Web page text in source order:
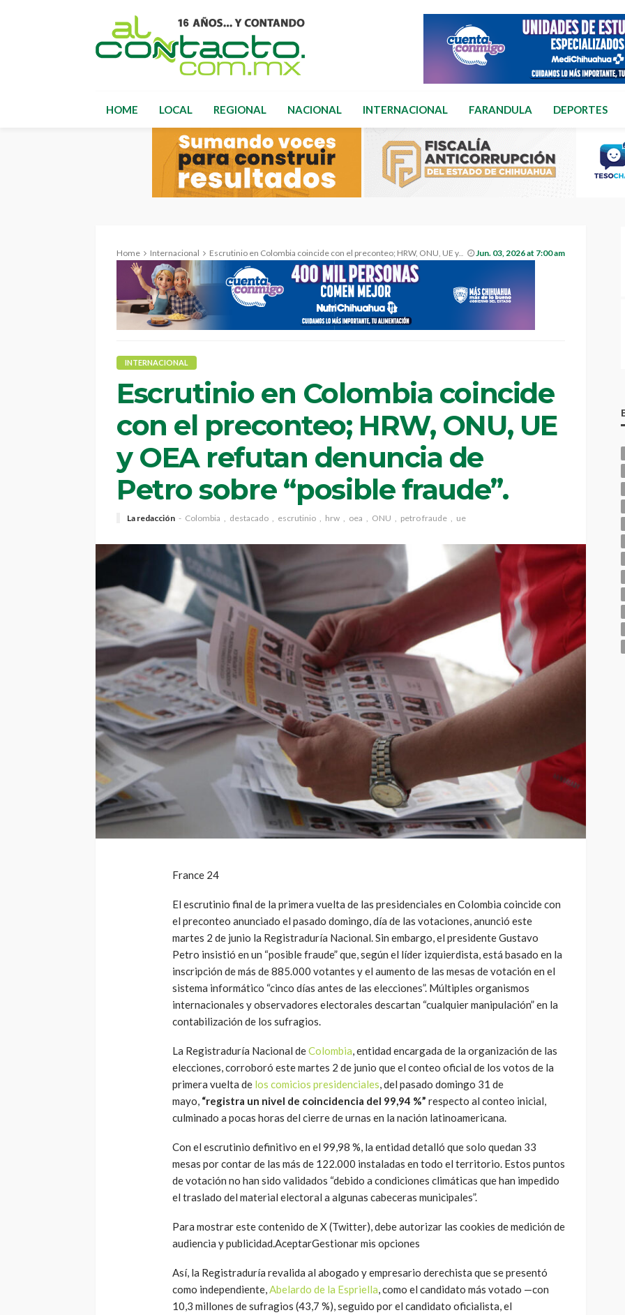
HOME LOCAL REGIONAL NACIONAL INTERNACIONAL FARANDULA DEPORTES
Home Internacional Escrutinio en Colombia coincide con el preconteo; HRW, ONU, UE y OEA refutan denuncia de Petro sobre “posible fraude”. Jun. 03, 2026 at 7:00 am
INTERNACIONAL
Escrutinio en Colombia coincide
con el preconteo; HRW, ONU, UE
y OEA refutan denuncia de
Petro sobre “posible fraude”.
La redacción Colombia destacado escrutinio hrw oea ONU petro fraude ue
France 24
El escrutinio final de la primera vuelta de las presidenciales en Colombia coincide con
el preconteo anunciado el pasado domingo, día de las votaciones, anunció este
martes 2 de junio la Registraduría Nacional. Sin embargo, el presidente Gustavo
Petro insistió en un “posible fraude” que, según el líder izquierdista, está basado en la
inscripción de más de 885.000 votantes y el aumento de las mesas de votación en el
sistema informático “cinco días antes de las elecciones”. Múltiples organismos
internacionales y observadores electorales descartan “cualquier manipulación” en la
contabilización de los sufragios.
La Registraduría Nacional deColombia, entidad encargada de la organización de las
elecciones, corroboró este martes 2 de junio que el conteo oficial de los votos de la
primera vuelta de los comicios presidenciales, del pasado domingo 31 de
mayo, “registra un nivel de coincidencia del 99,94 %” respecto al conteo inicial,
culminado a pocas horas del cierre de urnas en la nación latinoamericana.
Con el escrutinio definitivo en el 99,98 %, la entidad detalló que solo quedan 33
mesas por contar de las más de 122.000 instaladas en todo el territorio. Estos puntos
de votación no han sido validados “debido a condiciones climáticas que han impedido
el traslado del material electoral a algunas cabeceras municipales”.
Para mostrar este contenido de X (Twitter), debe autorizar las cookies de medición de
audiencia y publicidad.AceptarGestionar mis opciones
Así, la Registraduría revalida al abogado y empresario derechista que se presentó
como independiente,Abelardo de la Espriella, como el candidato más votado —con
10,3 millones de sufragios (43,7 %), seguido por el candidato oficialista, el